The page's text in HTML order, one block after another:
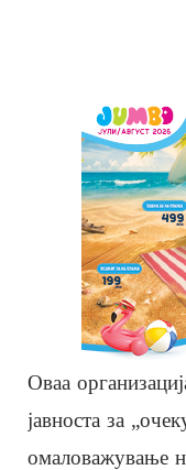
Оваа
јавноста за
омаловажување